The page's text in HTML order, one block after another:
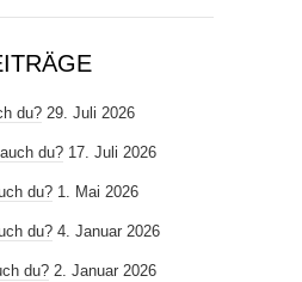
du? 29. Juli 2026
du? 17. Juli 2026
du? 1. Mai 2026
du? 4. Januar 2026
du? 2. Januar 2026